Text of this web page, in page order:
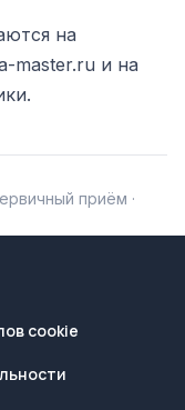
на
master.ru и на
приём ·
cookie